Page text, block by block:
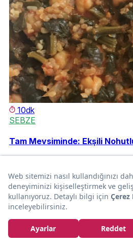
10dk
SEBZE
Tam Mevsiminde: Ekşili
Bedia Akbıyık